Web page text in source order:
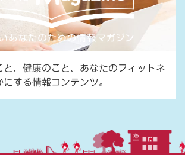
と、健康のこと、あなたのフィットネ
する情報コンテンツ。